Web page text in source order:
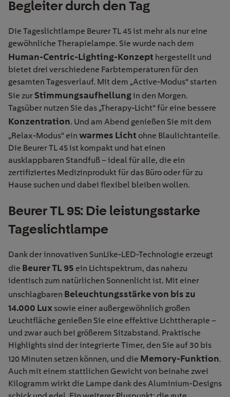
Begleiter durch den Tag
Die Tageslichtlampe Beurer TL 45 ist mehr als nur eine
gewöhnliche Therapielampe. Sie wurde nach dem
Human-Centric-Lighting-Konzept hergestellt und
bietet drei verschiedene Farbtemperaturen für den
gesamten Tagesverlauf. Mit dem „Active-Modus“ starten
Sie zur Stimmungsaufhellungin den Morgen.
Tagsüber nutzen Sie das „Therapy-Licht“ für eine bessere
Konzentration. Und am Abend genießen Sie mit dem
„Relax-Modus“ ein warmes Licht ohne Blaulichtanteile.
Die Beurer TL 45 ist kompakt und hat einen
ausklappbaren Standfuß – ideal für alle, die ein
zertifiziertes Medizinprodukt für das Büro oder für zu
Hause suchen und dabei flexibel bleiben wollen.
Beurer TL 95: Die leistungsstarke
Tageslichtlampe
Dank der innovativen SunLike-LED-Technologie erzeugt
die Beurer TL 95 ein Lichtspektrum, das nahezu
identisch zum natürlichen Sonnenlicht ist. Mit einer
unschlagbaren Beleuchtungsstärke von bis zu
14.000 Lux sowie einer außergewöhnlich großen
Leuchtfläche genießen Sie eine effektive Lichttherapie –
und zwar auch bei größerem Sitzabstand. Praktische
Highlights sind der integrierte Timer, den Sie auf 30 bis
120 Minuten setzen können, und die Memory-Funktion.
Auch mit einem stattlichen Gewicht von beinahe zwei
Kilogramm wirkt die Lampe dank des Aluminium-Designs